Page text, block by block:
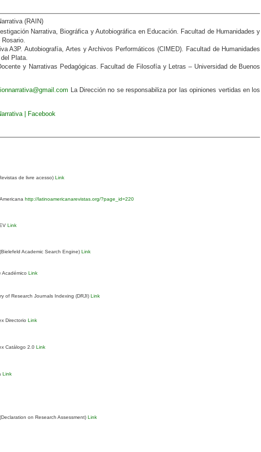
(RAIN)
Narrativa, Biográfica y Autobiográfica en Educación. Facultad de Humanidades y
A3P. Autobiografía, Artes y Archivos Performáticos (CIMED). Facultad de Humanidades
Plata.
y Narrativas Pedagógicas. Facultad de Filosofía y Letras – Universidad de Buenos
La Dirección no se responsabiliza por las opiniones vertidas en los
| Facebook
de livre acesso)Link
http://latinoamericanarevistas.org/?page_id=220
Link
Academic Search Engine)Link
Académico Link
of Research Journals Indexing (DRJI) Link
Directorio Link
Catálogo 2.0 Link
Link
on Research Assessment) Link